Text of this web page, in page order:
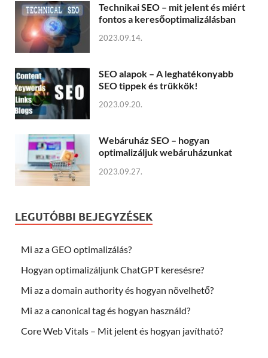
Technikai SEO – mit jelent és miért
fontos a keresőoptimalizálásban
2023.09.14.
SEO alapok – A leghatékonyabb
SEO tippek és trükkök!
2023.09.20.
Webáruház SEO – hogyan
optimalizáljuk webáruházunkat
2023.09.27.
LEGUTÓBBI BEJEGYZÉSEK
Mi az a GEO optimalizálás?
Hogyan optimalizáljunk ChatGPT keresésre?
Mi az a domain authority és hogyan növelhető?
Mi az a canonical tag és hogyan használd?
Core Web Vitals – Mit jelent és hogyan javítható?